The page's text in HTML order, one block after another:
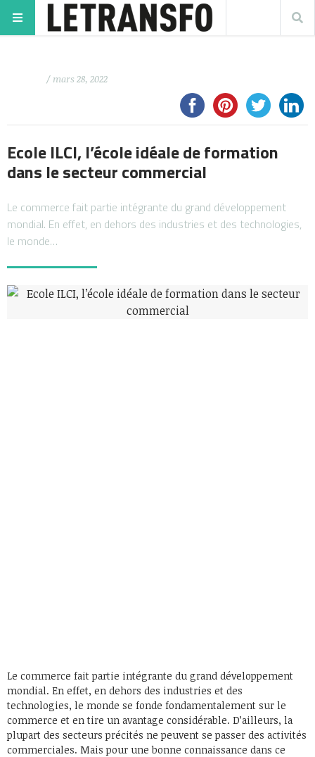
/ mars 28, 2022
Ecole ILCI, l’école idéale de formation
dans le secteur commercial
Le commerce fait partie intégrante du grand développement
mondial. En effet, en dehors des industries et des technologies,
le monde…
Le commerce fait partie intégrante du grand développement
mondial. En effet, en dehors des industries et des
technologies, le monde se fonde fondamentalement sur le
commerce et en tire un avantage considérable. D’ailleurs, la
plupart des secteurs précités ne peuvent se passer des activités
commerciales. Mais pour une bonne connaissance dans ce